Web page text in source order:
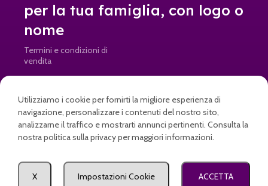
per la tua famiglia, con logo o
nome
Termini e condizioni di
vendita
info@doormad.it • Partita IVA: IT04645820269
Zerbino Enjoy
a partire da
Seleziona
Utilizziamo i cookie per fornirti la migliore esperienza di
navigazione, personalizzare i contenuti del nostro sito,
analizzarne il traffico e mostrarti annunci pertinenti. Consulta la
nostra politica sulla privacy per maggiori informazioni.
ACCETTA
Impostazioni Cookie
X Come posso aiutarti?